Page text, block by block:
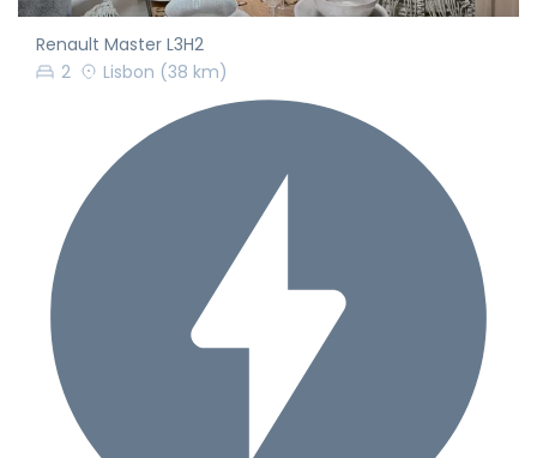
Renault Master L3H2
2
Lisbon (38 km)